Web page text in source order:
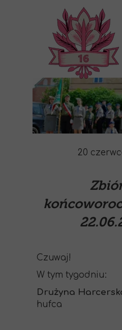
20
Czuwaj!
W tym tygodniu:
Drużyna
hufca